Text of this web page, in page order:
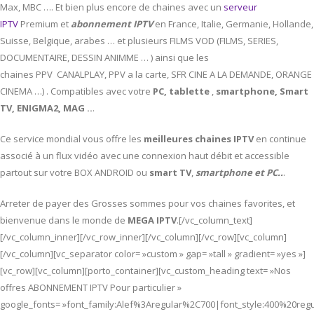
Max, MBC …. Et bien plus encore de chaines avec un serveur
IPTV Premium et abonnement IPTVen France, Italie, Germanie, Hollande,
Suisse, Belgique, arabes … et plusieurs FILMS VOD (FILMS, SERIES,
DOCUMENTAIRE, DESSIN ANIMME … ) ainsi que les
chaines PPV CANALPLAY, PPV a la carte, SFR CINE A LA DEMANDE, ORANGE
CINEMA …) . Compatibles avec votre PC, tablette , smartphone, Smart
TV, ENIGMA2, MAG ...
Ce service mondial vous offre les meilleures chaines IPTVen continue
associé à un flux vidéo avec une connexion haut débit et accessible
partout sur votre BOX ANDROID ou smart TV,smartphone et PC...
Arreter de payer des Grosses sommes pour vos chaines favorites, et
bienvenue dans le monde de MEGA IPTV.[/vc_column_text]
[/vc_column_inner][/vc_row_inner][/vc_column][/vc_row][vc_column]
[/vc_column][vc_separator color= »custom » gap= »tall » gradient= »yes »]
[vc_row][vc_column][porto_container][vc_custom_heading text= »Nos
offres ABONNEMENT IPTV Pour particulier »
google_fonts=